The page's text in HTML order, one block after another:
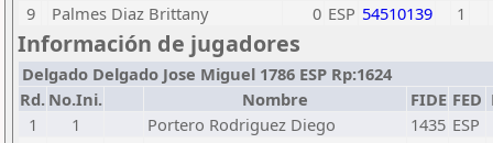
9
Palmes Diaz Brittany 0 ESP 54510139 1
Información de jugadores
Delgado Delgado Jose Miguel 1786 ESP Rp:1624
Rd. No.Ini. Nombre FIDE FED
1
1 Portero Rodriguez Diego 1435 ESP